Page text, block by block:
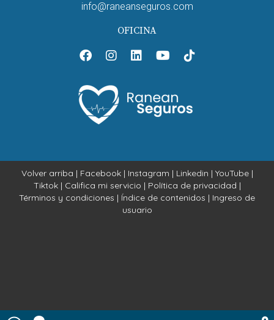
info@raneanseguros.com
OFICINA
Volver arriba | Facebook| Instagram | Linkedin | YouTube|
Tiktok| Califica mi servicio | Política de privacidad |
Términos y condiciones | Índice de contenidos | Ingreso de
usuario